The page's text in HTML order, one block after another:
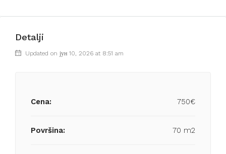
Detalji
Updated on јун 10, 2026 at 8:51 am
Cena: 750€
Površina: 70 m2